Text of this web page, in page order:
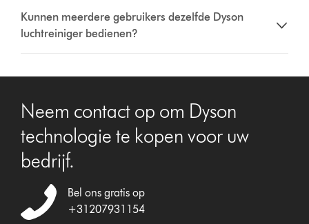
Kunnen meerdere gebruikers dezelfde Dyson
luchtreiniger bedienen?
Neem contact op om Dyson
technologie te kopen voor uw
bedrijf.
Bel ons gratis op
+31207931154